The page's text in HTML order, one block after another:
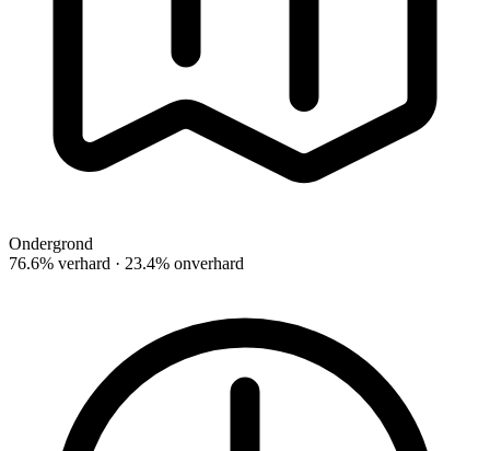
Ondergrond
76.6% verhard · 23.4% onverhard